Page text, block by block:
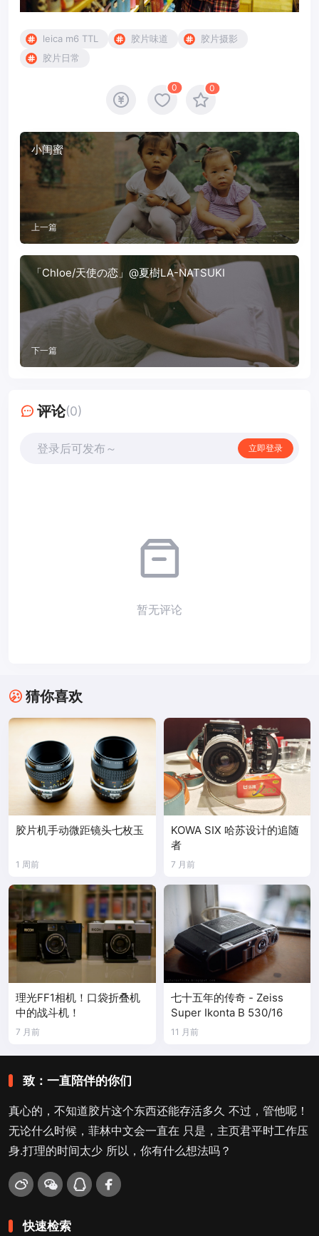
leica m6 TTL 胶片味道
胶片摄影
胶片日常
0 0
小闺蜜
上一篇
「Chloe/天使の恋」@夏樹LA-NATSUKI
下一篇
评论(0)
登录后可发布～ 立即登录
暂无评论
猜你喜欢
胶片机手动微距镜头七枚玉
1 周前
KOWA SIX 哈苏设计的追随
者
7 月前
理光FF1相机！口袋折叠机
中的战斗机！
7 月前
七十五年的传奇 - Zeiss
Super Ikonta B 530/16
11 月前
致：一直陪伴的你们
真心的，不知道胶片这个东西还能存活多久 不过，管他呢！
无论什么时候，菲林中文会一直在 只是，主页君平时工作压
身.打理的时间太少 所以，你有什么想法吗？
快速检索